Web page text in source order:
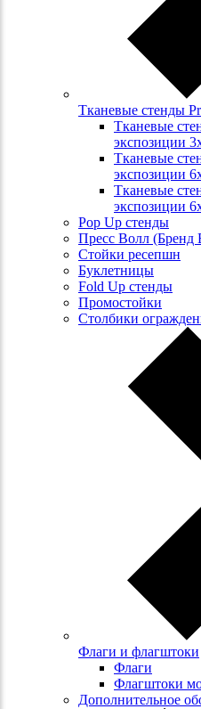
Тканевые стенды
Тканевые
экспозиции
Тканевые
экспозиции
Тканевые
экспозиции
Pop Up стенды
Пресс Волл (Бренд
Стойки ресепшн
Буклетницы
Fold Up стенды
Промостойки
Столбики
Флаги и флагштоки
Флаги
Флагштоки
Дополнительное